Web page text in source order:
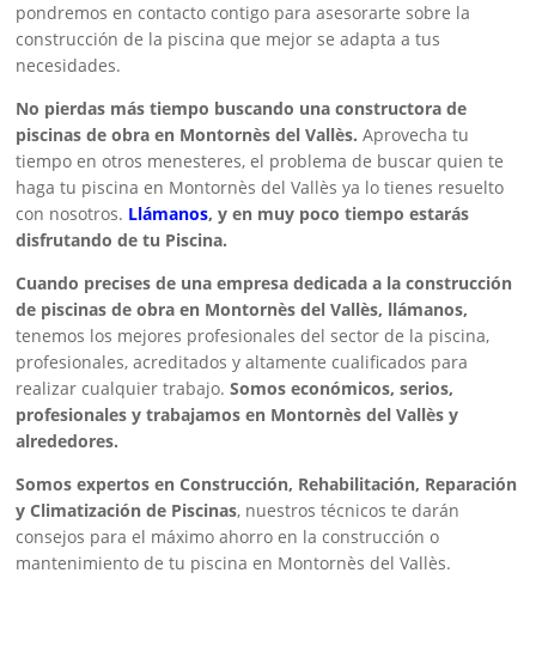
pondremos en contacto contigo para asesorarte sobre la
construcción de la piscina que mejor se adapta a tus
necesidades.
No pierdas más tiempo buscando una constructora de
piscinas de obra en Montornès del Vallès. Aprovecha tu
tiempo en otros menesteres, el problema de buscar quien te
haga tu piscina en Montornès del Vallès ya lo tienes resuelto
con nosotros. Llámanos, y en muy poco tiempo estarás
disfrutando de tu Piscina.
Cuando precises de una empresa dedicada a la construcción
de piscinas de obra en Montornès del Vallès, llámanos,
tenemos los mejores profesionales del sector de la piscina,
profesionales, acreditados y altamente cualificados para
realizar cualquier trabajo.Somos económicos, serios,
profesionales y trabajamos en Montornès del Vallès y
alrededores.
Somos expertos en Construcción, Rehabilitación, Reparación
y Climatización de Piscinas, nuestros técnicos te darán
consejos para el máximo ahorro en la construcción o
mantenimiento de tu piscina en Montornès del Vallès.